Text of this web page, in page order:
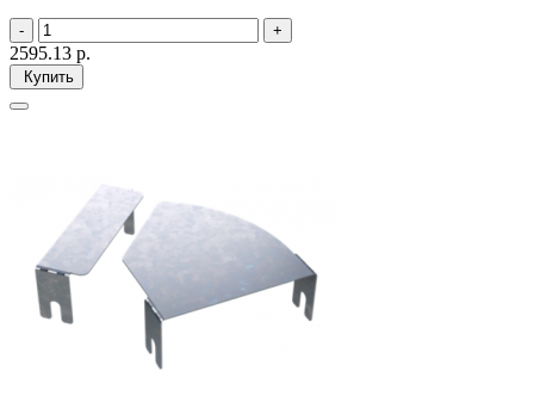
2595.13 р.
Купить